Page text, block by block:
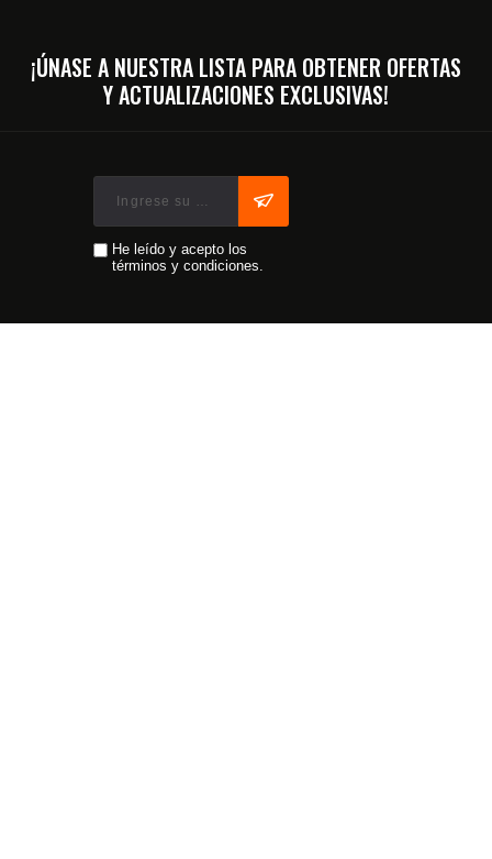
¡ÚNASE A NUESTRA LISTA PARA OBTENER OFERTAS
Y ACTUALIZACIONES EXCLUSIVAS!
He leído y acepto los
términos y condiciones.